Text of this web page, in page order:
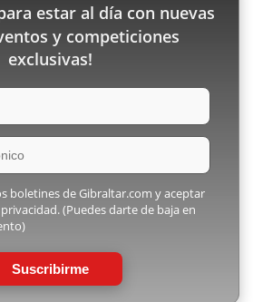
estar al día con nuevas
y competiciones
exclusivas!
boletines de Gibraltar.com y aceptar
(Puedes darte de baja en
Suscribirme